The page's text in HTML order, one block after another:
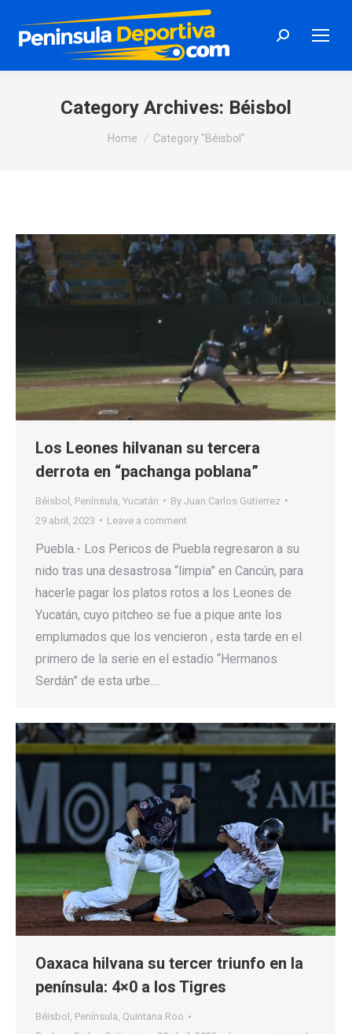
Search:
Category Archives: Béisbol
You are here:
Home Category "Béisbol"
Los Leones hilvanan su tercera
derrota en “pachanga poblana”
Béisbol Península Yucatán By Juan Carlos Gutierrez
29 abril, 2023
Leave a comment
Puebla.- Los Pericos de Puebla regresaron a su
nido tras una desastrosa “limpia” en Cancún, para
hacerle pagar los platos rotos a los Leones de
Yucatán, cuyo pitcheo se fue a pique ante los
emplumados que los vencieron , esta tarde en el
primero de la serie en el estadio “Hermanos
Serdán” de esta urbe.…
Oaxaca hilvana su tercer triunfo en la
península: 4×0 a los Tigres
Béisbol , Península, Quintana Roo